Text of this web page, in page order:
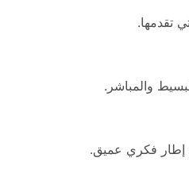
تقدمها.
والمباشر.
إطار فكري عميق.